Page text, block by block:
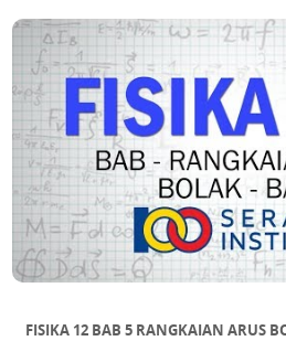
FISIKA 12 BAB 5 RANGKAIAN ARUS